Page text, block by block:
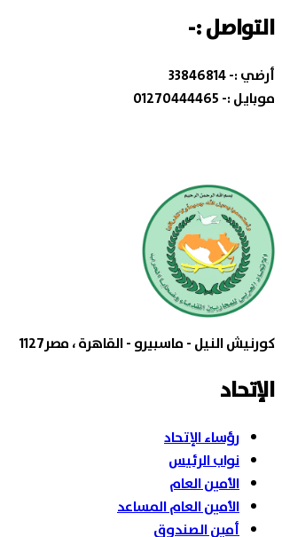
التواصل :-
أرضي :-33846814
موبايل :-01270444465
كورنيش النيل - ماسبيرو - القاهرة ، مصر1127
الإتحاد
رؤساء الإتحاد
نواب الرئيس
الأمين العام
الأمين العام المساعد
أمين الصندوق